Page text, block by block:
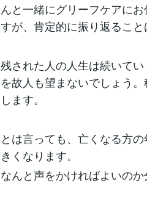
んと一緒にグリーフケアに
すが、肯定的に振り返ること
残された人の人生は続いて
を故人も望まないでしょう
します。
とは言っても、亡くなる方
きくなります。
なんと声をかければよいの